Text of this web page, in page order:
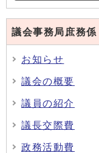
議会事務局庶務係
お知らせ
議会の概要
議員の紹介
議長交際費
政務活動費